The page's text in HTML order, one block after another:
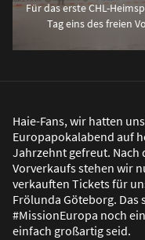
Für das erste CHL-
Tag eins des freien
Haie-Fans, wir hatten
Europapokalabend auf
Jahrzehnt gefreut. Nach
Vorverkaufs stehen wir
verkauften Tickets für
Frölunda Göteborg.
#MissionEuropa noch
einfach großartig seid.